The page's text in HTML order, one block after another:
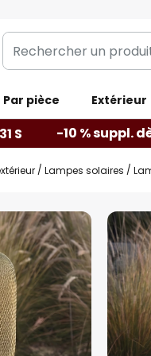
Rechercher
un
catégorie...
Par pièce Extérieur
S -10 % suppl.
Lampes solaires